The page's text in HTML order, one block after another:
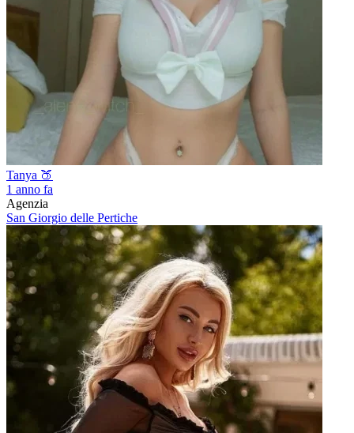
Tanya 🍑
1 anno fa
Agenzia
San Giorgio delle Pertiche